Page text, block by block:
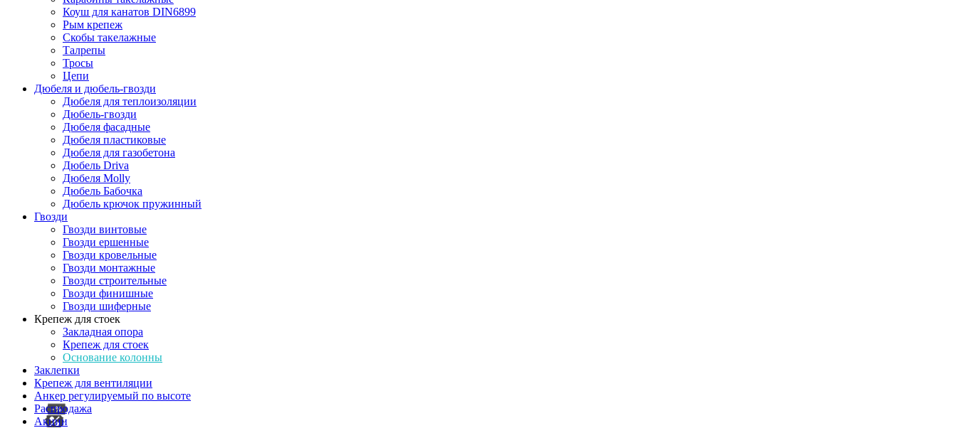
Коуш для канатов DIN6899
Рым крепеж
Скобы такелажные
Талрепы
Тросы
Цепи
Дюбеля и дюбель-гвозди
Дюбеля для теплоизоляции
Дюбель-гвозди
Дюбеля фасадные
Дюбеля пластиковые
Дюбеля для газобетона
Дюбель Driva
Дюбеля Molly
Дюбель Бабочка
Дюбель крючок пружинный
Гвозди
Гвозди винтовые
Гвозди ершенные
Гвозди кровельные
Гвозди монтажные
Гвозди строительные
Гвозди финишные
Гвозди шиферные
Крепеж для стоек
Закладная опора
Крепеж для стоек
Основание колонны
Заклепки
Крепеж для вентиляции
Анкер регулируемый по высоте
Распродажа
Акции